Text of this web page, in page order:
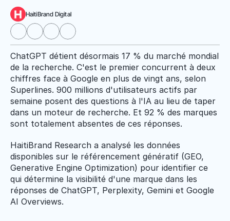
HaitiBrand Digital
ChatGPT détient désormais 17 % du marché mondial
de la recherche. C'est le premier concurrent à deux
chiffres face à Google en plus de vingt ans, selon
Superlines. 900 millions d'utilisateurs actifs par
semaine posent des questions à l'IA au lieu de taper
dans un moteur de recherche. Et 92 % des marques
sont totalement absentes de ces réponses.
HaitiBrand Research a analysé les données
disponibles sur le référencement génératif (GEO,
Generative Engine Optimization) pour identifier ce
qui détermine la visibilité d'une marque dans les
réponses de ChatGPT, Perplexity, Gemini et Google
AI Overviews.